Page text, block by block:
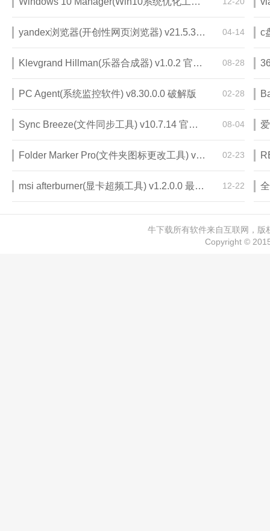
yandex浏览器(开创性网页浏览器) v21.5.3.740 中文版 04-14 c
Klevgrand Hillman(乐器合成器) v1.0.2 官方版 08-28
PC Agent(系统监控软件) v8.30.0.0 破解版 02-28
Sync Breeze(文件同步工具) v10.7.14 官方版 08-04
Folder Marker Pro(文件夹图标更改工具) v4.4.1.0 免费版 02-23
msi afterburner(显卡超频工具) v1.2.0.0 最新版 12-22
牛下载所有软件来自互联网，
Copyright ©